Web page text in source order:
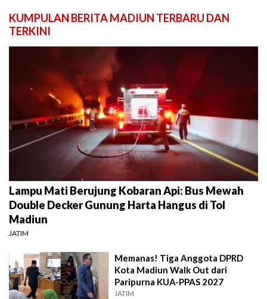
KUMPULAN BERITA MADIUN TERBARU DAN
TERKINI
Lampu Mati Berujung Kobaran Api: Bus Mewah
Double Decker Gunung Harta Hangus di Tol
Madiun
JATIM
Memanas! Tiga Anggota DPRD
Kota Madiun Walk Out dari
Paripurna KUA-PPAS 2027
JATIM